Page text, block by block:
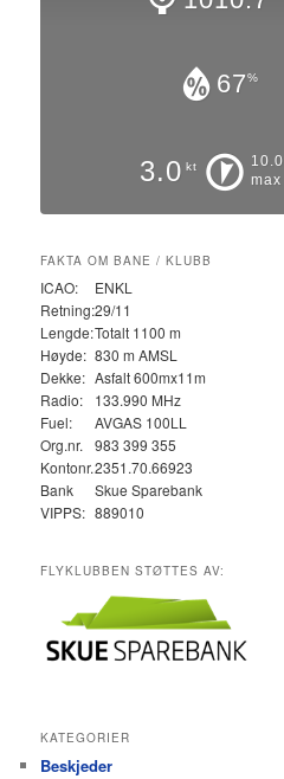
67%
3.0 kt 10.0
max
FAKTA OM BANE / KLUBB
ICAO:
ENKL
Retning:29/11
Lengde:Totalt 1100 m
Høyde: 830 m AMSL
Dekke: Asfalt 600mx11m
Radio:
133.990 MHz
Fuel:
AVGAS 100LL
Org.nr.
983 399 355
Kontonr.2351.70.66923
Bank
Skue Sparebank
VIPPS: 889010
FLYKLUBBEN STØTTES AV:
KATEGORIER
Beskjeder